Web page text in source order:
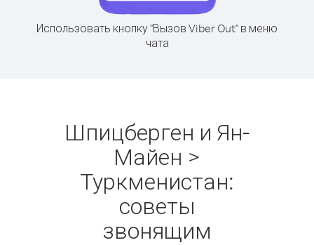
Использовать кнопку "Вызов Viber Out" в меню
чата
Шпицберген и Ян-
Майен >
Туркменистан:
советы
звонящим